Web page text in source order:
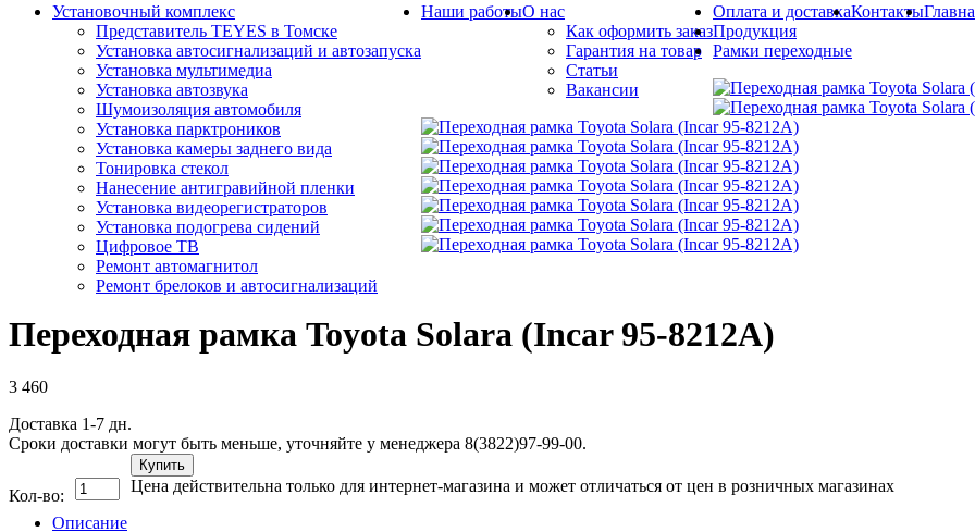
Установочный комплекс
Представитель TEYES в Томске
Установка автосигнализаций и автозапуска
Установка мультимедиа
Установка автозвука
Шумоизоляция автомобиля
Установка парктроников
Установка камеры заднего вида
Тонировка стекол
Нанесение антигравийной пленки
Установка видеорегистраторов
Установка подогрева сидений
Цифровое ТВ
Ремонт автомагнитол
Ремонт брелоков и автосигнализаций
Наши работыО нас
Как оформить заказ
Гарантия на товар
Статьи
Вакансии
Оплата и доставкаКонтакты
Продукция
Рамки переходные
Переходная рамка Toyota Solara (Incar 95-8212A)
3 460
Доставка 1-7 дн.
Сроки доставки могут быть меньше, уточняйте у менеджера 8(3822)97-99-00.
Кол-во:
Купить
Цена действительна только для интернет-магазина и может отличаться от цен в розничных магазинах
Описание